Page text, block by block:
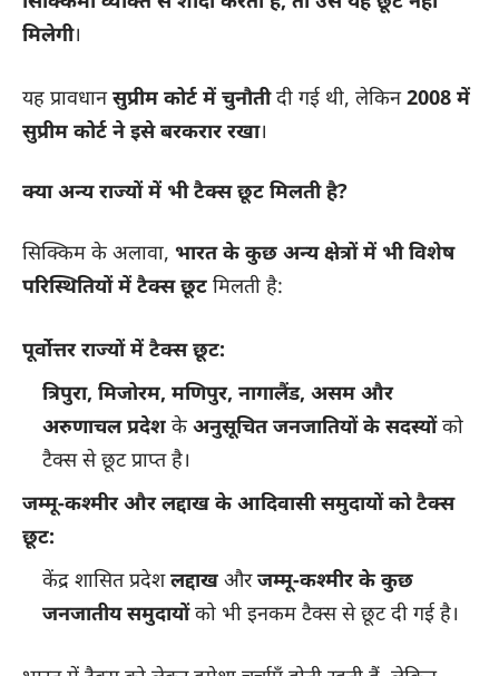
मिलेगी।
यह प्रावधानसुप्रीम कोर्ट में चुनौतीदी गई थी, लेकिन2008 में
सुप्रीम कोर्ट ने इसे बरकरार रखा।
क्या अन्य राज्यों में भी टैक्स छूट मिलती है?
सिक्किम के अलावा, भारत के कुछ अन्य क्षेत्रों में भी विशेष
परिस्थितियों में टैक्स छूट मिलती है:
पूर्वोत्तर राज्यों में टैक्स छूट:
त्रिपुरा, मिजोरम, मणिपुर, नागालैंड, असम और
अरुणाचल प्रदेश के अनुसूचित जनजातियों के सदस्योंको
टैक्स से छूट प्राप्त है।
जम्मू-कश्मीर और लद्दाख के आदिवासी समुदायों को टैक्स
छूट:
केंद्र शासित प्रदेशलद्दाख औरजम्मू-कश्मीर के कुछ
जनजातीय समुदायोंको भी इनकम टैक्स से छूट दी गई है।